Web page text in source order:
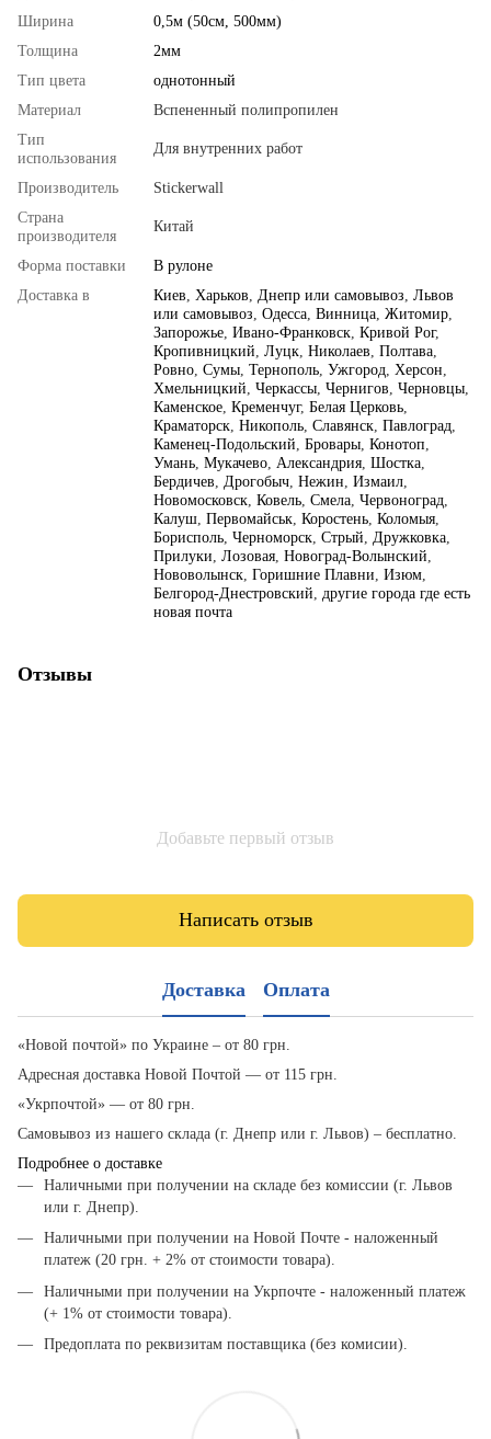
Ширина
0,5м (50см, 500мм)
Толщина
2мм
Тип цвета
однотонный
Материал
Вспененный полипропилен
Тип
использования
Для внутренних работ
Производитель
Stickerwall
Страна
производителя
Китай
Форма поставки
В рулоне
Доставка в
Киев Харьков Днепр или самовывоз Львов
или самовывоз Одесса Винница Житомир
Запорожье Ивано-Франковск Кривой Рог,
Кропивницкий Луцк Николаев Полтава
Ровно Сумы Тернополь Ужгород Херсон
Хмельницкий Черкассы Чернигов Черновцы
Каменское Кременчуг, Белая Церковь
Краматорск Никополь Славянск Павлоград
Каменец-Подольский Бровары Конотоп
Умань Мукачево Александрия Шостка
Бердичев
Дрогобыч Нежин Измаил
Новомосковск Ковель Смела Червоноград
Калуш Первомайськ Коростень Коломыя
Борисполь Черноморск Стрый Дружковка
Прилуки Лозовая Новоград-Волынский
Нововолынск Горишние Плавни Изюм
Белгород-Днестровский
другие города где есть
новая почта
Отзывы
Добавьте первый отзыв
Написать отзыв
Доставка Оплата
«Новой почтой» по Украине – от 80 грн.
Адресная доставка Новой Почтой — от 115 грн.
«Укрпочтой» — от 80 грн.
Самовывоз из нашего склада (г. Днепр или г. Львов) – бесплатно.
Подробнее о доставке
Наличными при получении на складе без комиссии (г. Львов
или г. Днепр).
Наличными при получении на Новой Почте - наложенный
платеж (20 грн. + 2% от стоимости товара).
Наличными при получении на Укрпочте - наложенный платеж
(+ 1% от стоимости товара).
Предоплата по реквизитам поставщика (без комисии).